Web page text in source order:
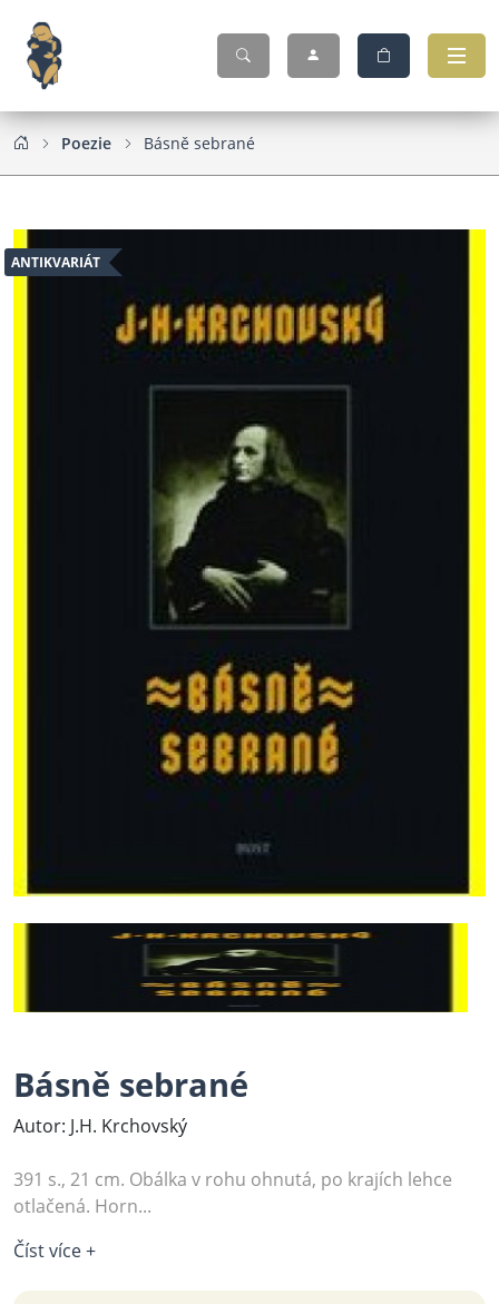
Poezie Básně sebrané
ANTIKVARIÁT
Básně sebrané
Autor: J.H. Krchovský
391 s., 21 cm. Obálka v rohu ohnutá, po krajích lehce
otlačená. Horn...
Číst více +